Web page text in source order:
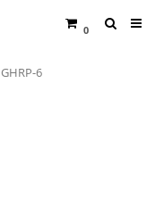
0
GHRP-6